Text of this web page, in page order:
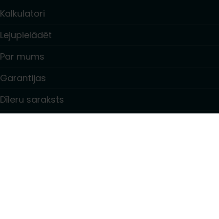
Kalkulatori
Lejupielādēt
Par mums
Garantijas
Dīleru saraksts